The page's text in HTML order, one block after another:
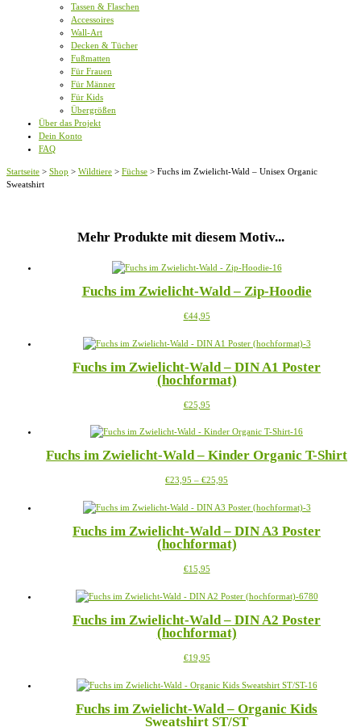
Tassen & Flaschen
Accessoires
Wall-Art
Decken & Tücher
Fußmatten
Für Frauen
Für Männer
Für Kids
Übergrößen
Über das Projekt
Dein Konto
FAQ
Startseite > Shop > Wildtiere > Füchse > Fuchs im Zwielicht-Wald – Unisex Organic
Sweatshirt
Mehr Produkte mit diesem Motiv...
Fuchs im Zwielicht-Wald – Zip-Hoodie
€44,95Dieses
weist
Varianten
auf.
Optionen
auf
Produktseite
werden
Fuchs im Zwielicht-Wald – DIN A1 Poster
(hochformat)
€25,95Dieses
weist
Varianten
Die
können
der
Produktseite
werden
Fuchs im Zwielicht-Wald – Kinder Organic T-Shirt
€23,95 – €25,95
bis
weist
Varianten
auf.
auf
Produktseite
gewählt
Fuchs im Zwielicht-Wald – DIN A3 Poster
(hochformat)
€15,95Dieses
weist
Varianten
auf.
Optionen
auf
Produktseite
gewählt
Fuchs im Zwielicht-Wald – DIN A2 Poster
(hochformat)
€19,95Dieses
weist
Varianten
auf.
Fuchs im Zwielicht-Wald – Organic Kids
Sweatshirt ST/ST